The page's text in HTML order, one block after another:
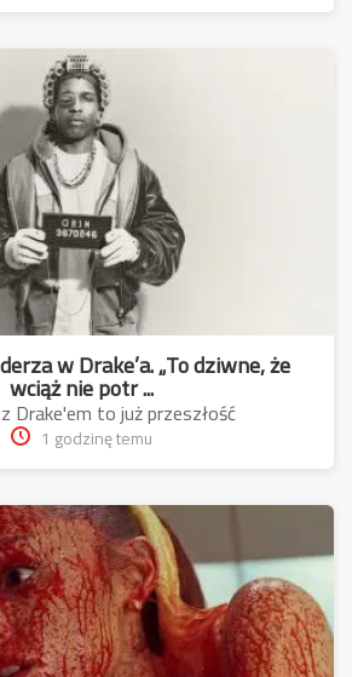
w Drake’a. „To dziwne, że
wciąż nie potr ...
Drake'em to już przeszłość
1 godzinę temu